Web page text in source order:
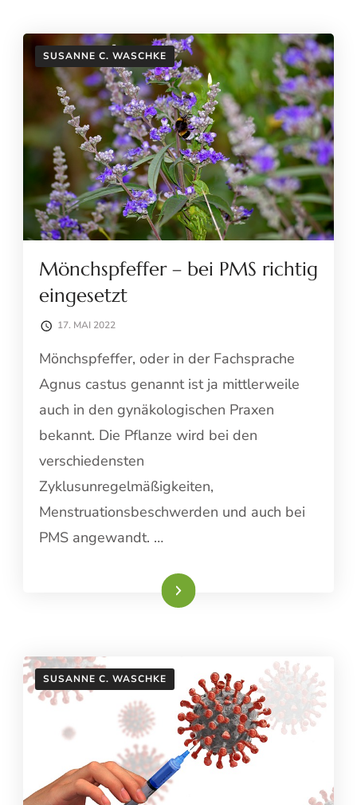
SUSANNE C. WASCHKE
Mönchspfeffer – bei PMS richtig
eingesetzt
17. MAI 2022
Mönchspfeffer, oder in der Fachsprache
Agnus castus genannt ist ja mittlerweile
auch in den gynäkologischen Praxen
bekannt. Die Pflanze wird bei den
verschiedensten
Zyklusunregelmäßigkeiten,
Menstruationsbeschwerden und auch bei
PMS angewandt. …
Weiterlesen
SUSANNE C. WASCHKE